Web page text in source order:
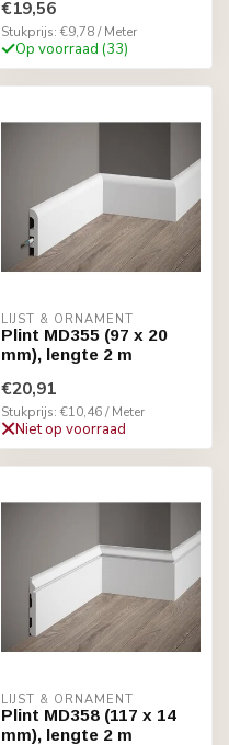
€19,56
Stukprijs: €9,78 / Meter
Op voorraad (33)
LIJST & ORNAMENT
Plint MD355 (97 x 20
mm), lengte 2 m
€20,91
Stukprijs: €10,46 / Meter
Niet op voorraad
LIJST & ORNAMENT
Plint MD358 (117 x 14
mm), lengte 2 m